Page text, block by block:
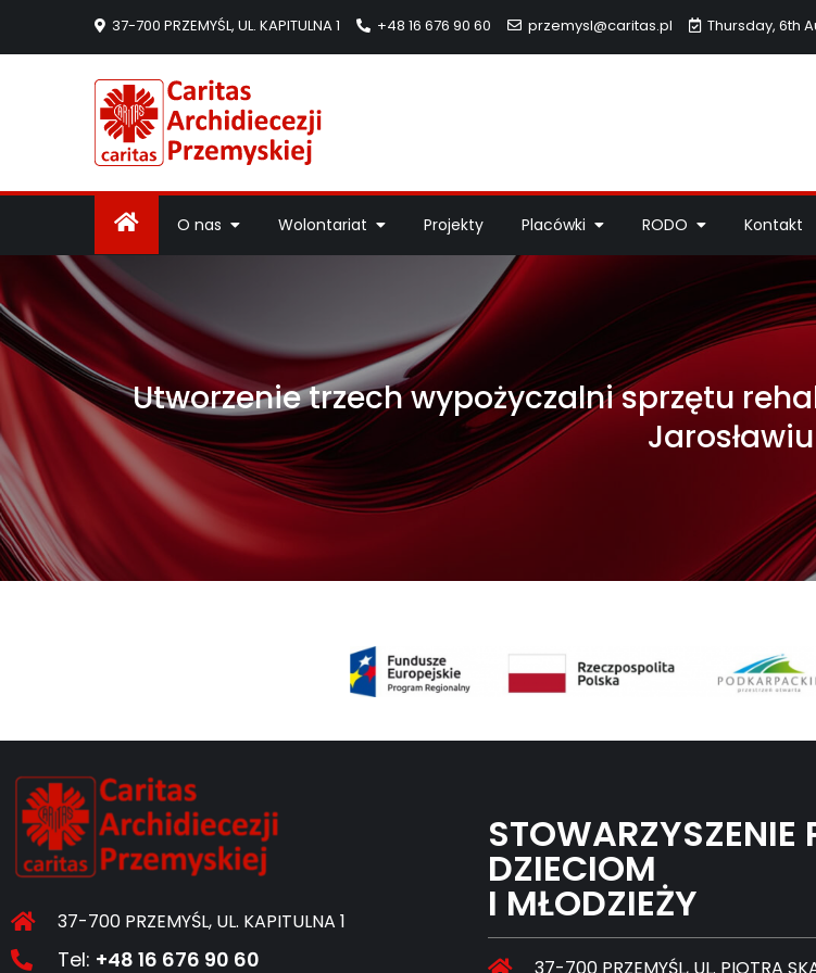
37-700 PRZEMYŚL, UL. KAPITULNA 1 +48 16 676 90 60 przemysl@caritas.pl Thursday, 6th
O nas Wolontariat Projekty Placówki RODO Kontakt
Utworzenie trzech wypożyczalni sprzętu
Jarosławiu
37-700 PRZEMYŚL, UL. KAPITULNA 1
Tel: +48 16 676 90 60
STOWARZYSZENIE
DZIECIOM
I MŁODZIEŻY
37-700 PRZEMYŚL, UL. PIOTRA